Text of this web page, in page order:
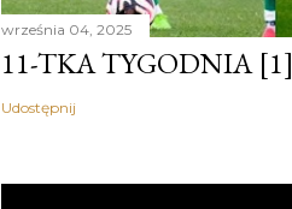
września 04, 2025
11-TKA TYGODNIA [1]
Udostępnij